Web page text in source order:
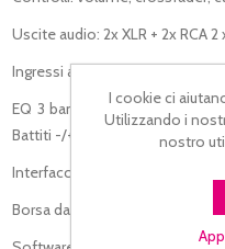
Uscite audio: 2x XLR + 2x RCA
Ingressi audio: 1x microfono
EQ 3 bande, Filtro, 2×3 FX, 2
Battiti -/+
Interfaccia audio: 44,1kHz/24 bit
Borsa da trasporto inclusa
I cookie ci
Utilizzando i
nostro